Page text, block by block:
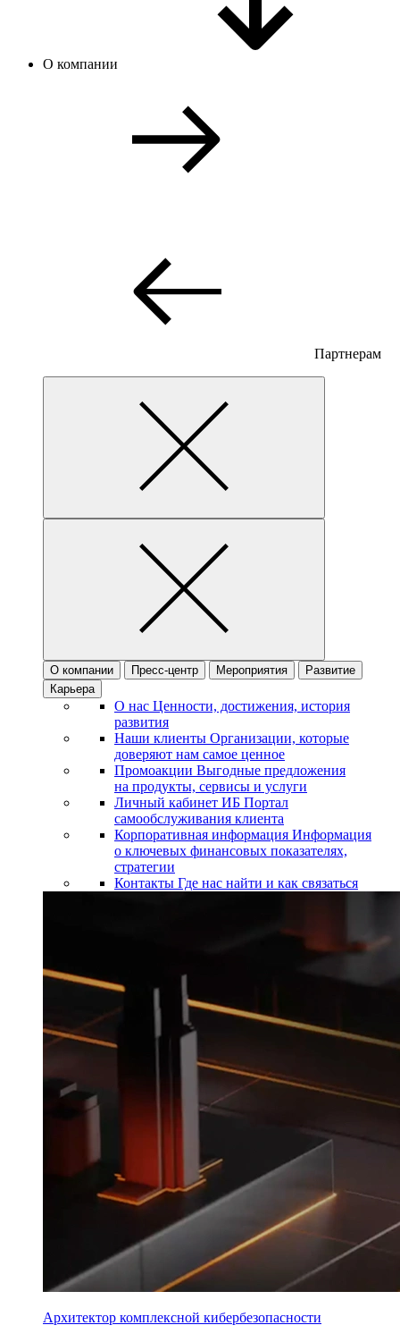
О компании
Партнерам
О компании Пресс-центр Мероприятия
Развитие
Карьера
О нас Ценности, достижения, история
развития
Наши клиенты Организации, которые
доверяют нам самое ценное
Промоакции Выгодные предложения
на продукты, сервисы и услуги
Личный кабинет ИБ Портал
самообслуживания клиента
Корпоративная информация Информация
о ключевых финансовых показателях,
стратегии
Контакты Где нас найти и как связаться
Архитектор комплексной кибербезопасности